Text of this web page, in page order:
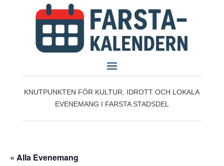
KNUTPUNKTEN FÖR KULTUR, IDROTT OCH LOKALA
EVENEMANG I FARSTA STADSDEL
« Alla Evenemang